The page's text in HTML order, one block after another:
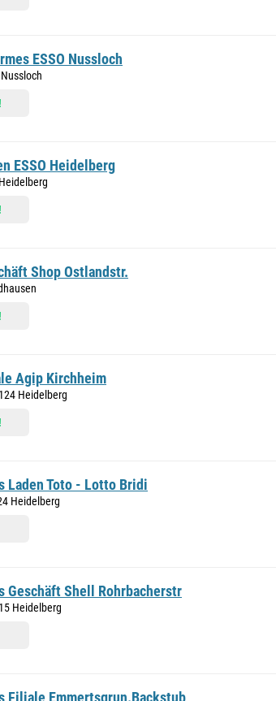
ESSO Nussloch
ESSO Heidelberg
Shop Ostlandstr.
Agip Kirchheim
Heidelberg
Laden Toto - Lotto Bridi
Heidelberg
Geschäft Shell Rohrbacherstr
Heidelberg
Filiale Emmertsgrun.Backstub